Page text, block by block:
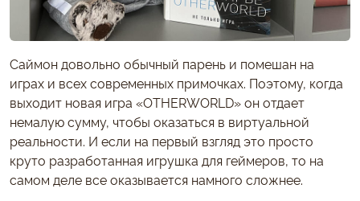
Саймон довольно обычный парень и помешан на
играх и всех современных примочках. Поэтому, когда
выходит новая игра «OTHERWORLD» он отдает
немалую сумму, чтобы оказаться в виртуальной
реальности. И если на первый взгляд это просто
круто разработанная игрушка для геймеров, то на
самом деле все оказывается намного сложнее.